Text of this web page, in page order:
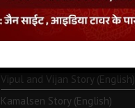
Monk Metarya (English)
Vipul and Vijan Story (English)
Kamalsen Story (English)